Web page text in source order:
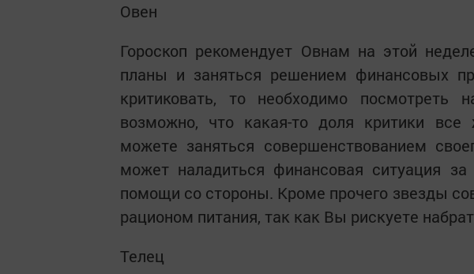
Овен
Гороскоп рекомендует Овнам на этой
планы и заняться решением финансовых
критиковать, то необходимо
возможно, что какая-то доля критики
можете заняться совершенствованием
может наладиться финансовая ситуация за
помощи со стороны. Кроме прочего звезды
рационом питания, так как Вы рискуете
Телец